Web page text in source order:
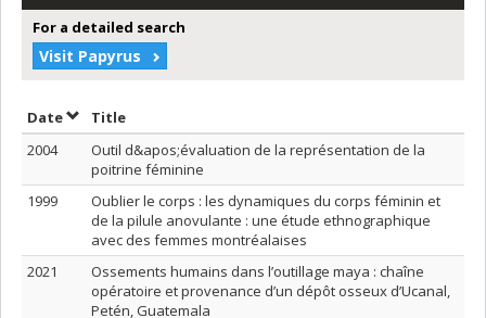
For a detailed search
Visit Papyrus
DateSort by date in descending order
Title
2004
Outil d&apos;évaluation de la représentation de la
poitrine féminine
1999
Oublier le corps : les dynamiques du corps féminin et
de la pilule anovulante : une étude ethnographique
avec des femmes montréalaises
2021
Ossements humains dans l’outillage maya : chaîne
opératoire et provenance d’un dépôt osseux d’Ucanal,
Petén, Guatemala